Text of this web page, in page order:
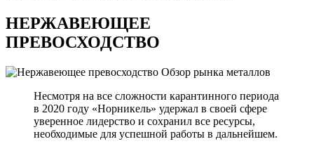
НЕРЖАВЕЮЩЕЕ
ПРЕВОСХОДСТВО
Обзор рынка металлов
Несмотря на все сложности карантинного периода
в 2020 году «Норникель» удержал в своей сфере
уверенное лидерство и сохранил все ресурсы,
необходимые для успешной работы в дальнейшем.